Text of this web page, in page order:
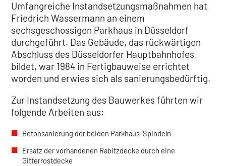
Umfangreiche Instandsetzungsmaßnahmen hat
Friedrich Wassermann an einem
sechsgeschossigen Parkhaus in Düsseldorf
durchgeführt. Das Gebäude, das rückwärtigen
Abschluss des Düsseldorfer Hauptbahnhofes
bildet, war 1984 in Fertigbauweise errichtet
worden und erwies sich als sanierungsbedürftig.
Zur Instandsetzung des Bauwerkes führten wir
folgende Arbeiten aus:
Betonsanierung der beiden Parkhaus-Spindeln
Ersatz der vorhandenen Rabitzdecke durch eine
Gitterrostdecke